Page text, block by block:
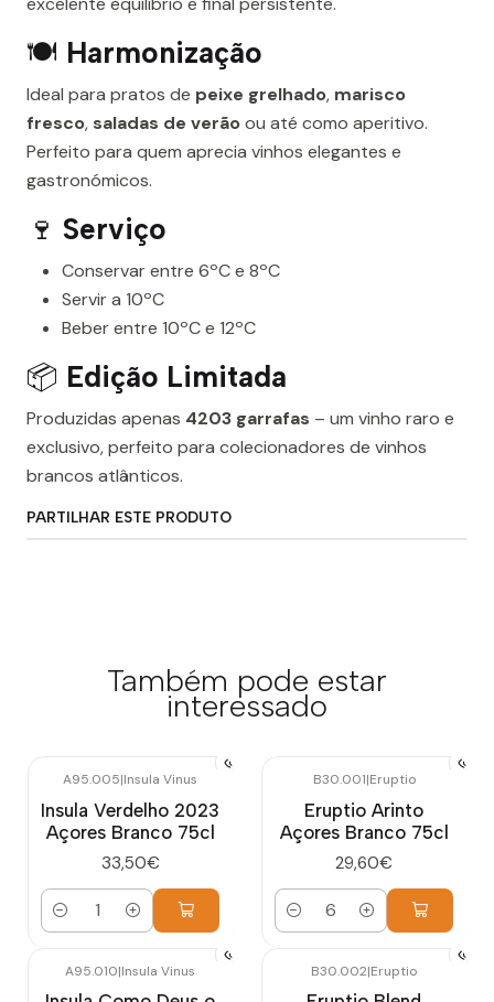
🍽️ Harmonização
Ideal para pratos de peixe grelhado, marisco
fresco, saladas de verãoou até como aperitivo.
Perfeito para quem aprecia vinhos elegantes e
gastronómicos.
🍷 Serviço
Conservar entre 6ºC e 8ºC
Servir a 10ºC
Beber entre 10ºC e 12ºC
📦 Edição Limitada
Produzidas apenas 4203 garrafas – um vinho raro e
exclusivo, perfeito para colecionadores de vinhos
brancos atlânticos.
PARTILHAR ESTE PRODUTO
Também pode estar
interessado
A95.005|Insula Vinus
Insula Verdelho 2023
Açores Branco 75cl
33,50€
Quantidade
B30.001|Eruptio
Eruptio Arinto
Açores Branco 75cl
29,60€
Quantidade
A95.010|Insula Vinus B30.002|Eruptio